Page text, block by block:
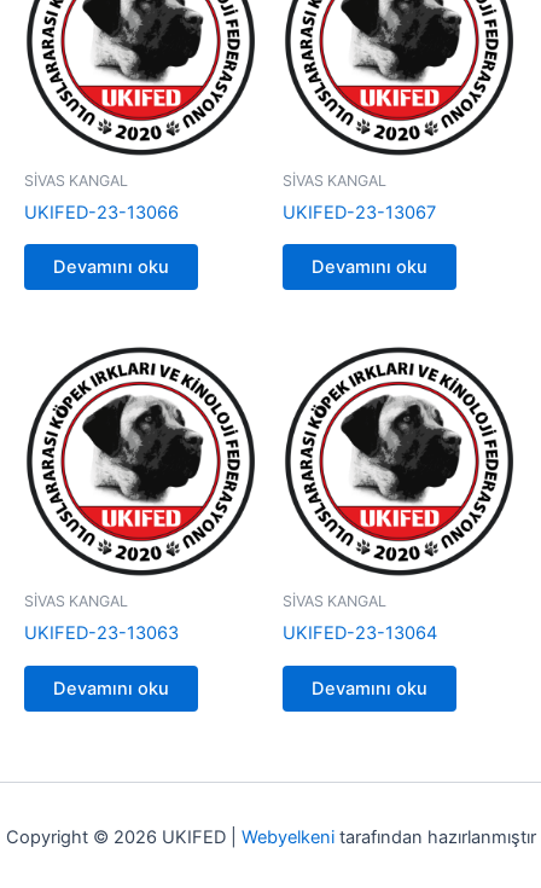
SİVAS KANGAL
UKIFED-23-13066
Devamını oku
SİVAS KANGAL
UKIFED-23-13067
Devamını oku
SİVAS KANGAL
UKIFED-23-13063
Devamını oku
SİVAS KANGAL
UKIFED-23-13064
Devamını oku
Copyright © 2026 UKIFED | Webyelkenitarafından hazırlanmıştır